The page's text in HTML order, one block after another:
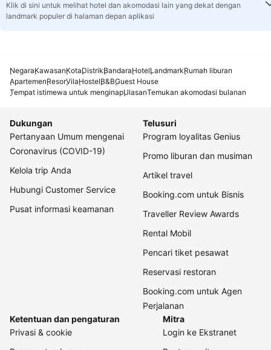
Klik di sini untuk melihat hotel dan akomodasi lain yang dekat dengan
landmark populer di halaman depan aplikasi
NegaraKawasanKotaDistrikBandaraHotelLandmarkRumah liburan
ApartemenResorVilaHostelB&BGuest House
Tempat istimewa untuk menginapUlasanTemukan akomodasi bulanan
Dukungan
Pertanyaan Umum mengenai
Coronavirus (COVID-19)
Kelola trip Anda
Hubungi Customer Service
Pusat informasi keamanan
Telusuri
Program loyalitas Genius
Promo liburan dan musiman
Artikel travel
Booking.com untuk Bisnis
Traveller Review Awards
Rental Mobil
Pencari tiket pesawat
Reservasi restoran
Booking.com untuk Agen
Perjalanan
Ketentuan dan pengaturan
Privasi & cookie
Mitra
Login ke Ekstranet